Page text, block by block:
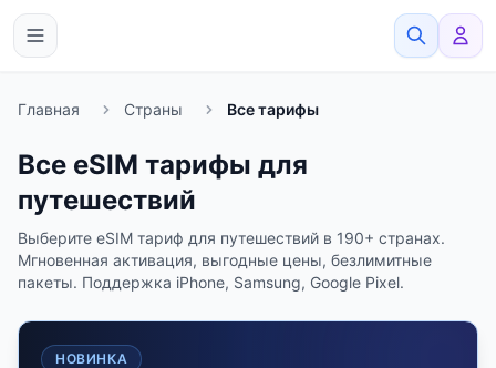
Главная Страны Все тарифы
Все eSIM тарифы для
путешествий
Выберите eSIM тариф для путешествий в 190+ странах.
Мгновенная активация, выгодные цены, безлимитные
пакеты. Поддержка iPhone, Samsung, Google Pixel.
НОВИНКА